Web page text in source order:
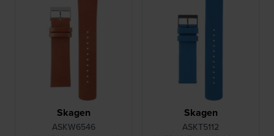
Skagen
ASKW6546
Skagen
ASKT5112